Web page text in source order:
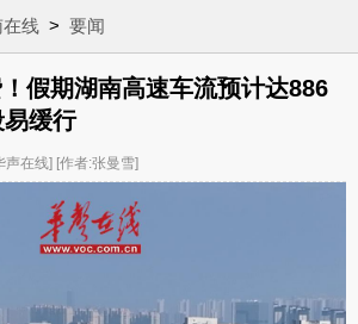
线> 要闻
假期湖南高速车流预计达886
缓行
声在线] [作者:张曼雪]